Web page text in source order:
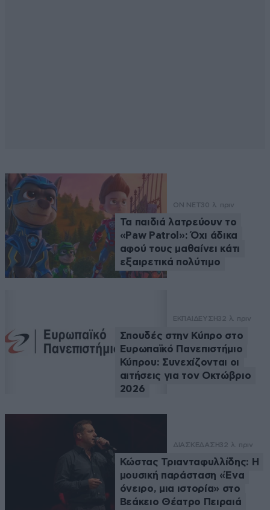
ON NET30 λ. πριν
Τα παιδιά λατρεύουν το
«Paw Patrol»: Όχι άδικα
αφού τους μαθαίνει κάτι
εξαιρετικά πολύτιμο
ΕΚΠΑΙΔΕΥΣΗ32 λ. πριν
Σπουδές στην Κύπρο στο
Ευρωπαϊκό Πανεπιστήμιο
Κύπρου: Συνεχίζονται οι
αιτήσεις για τον Οκτώβριο
2026
ΔΙΑΣΚΕΔΑΣΗ32 λ. πριν
Κώστας Τριανταφυλλίδης: Η
μουσική παράσταση «Ένα
όνειρο, μια ιστορία» στο
Βεάκειο Θέατρο Πειραιά